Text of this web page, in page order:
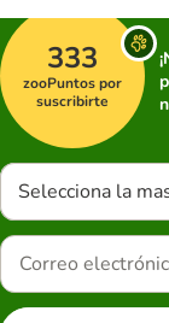
333
zooPuntos por
suscribirte
Selecciona la